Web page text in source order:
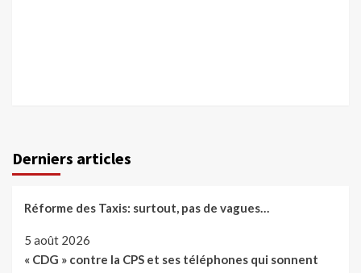
Derniers articles
Réforme des Taxis: surtout, pas de vagues…
5 août 2026
« CDG » contre la CPS et ses téléphones qui sonnent